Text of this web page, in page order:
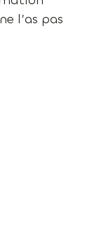
l’as pas